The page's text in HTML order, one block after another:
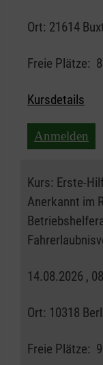
Ort: 21614
Freie Plätze: 8
Kursdetails
Anmelden
Kurs: Erste-
Anerkannt im
14.08.2026 ,
Ort: 10318
Freie Plätze: 9